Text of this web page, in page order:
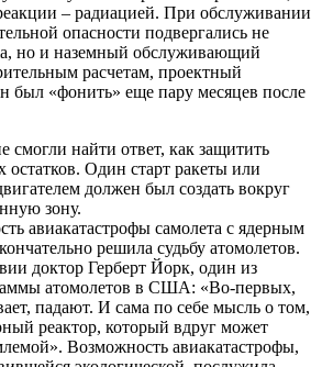
– радиацией. При обслуживании
опасности подвергались не
но и наземный обслуживающий
расчетам, проектный
был «фонить» еще пару месяцев после
смогли найти ответ, как защитить
остатков. Один старт ракеты или
должен был создать вокруг
зону.
авиакатастрофы самолета с ядерным
решила судьбу атомолетов.
доктор Герберт Йорк, один из
атомолетов в США: «Во-первых,
падают. И сама по себе мысль о том,
реактор, который вдруг может
Возможность авиакатастрофы,